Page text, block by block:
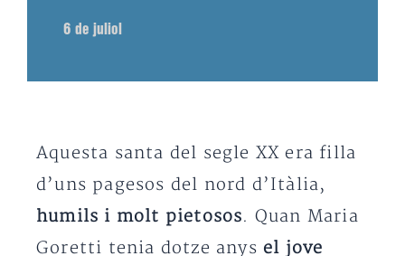
6 de juliol
Aquesta santa del segle XX era filla
d’uns pagesos del nord d’Itàlia,
humils i molt pietosos. Quan Maria
Goretti tenia dotze anys el jove